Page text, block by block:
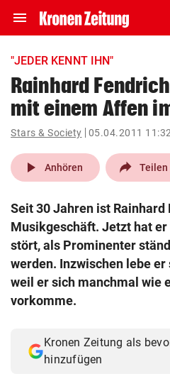
menu Navigation
ein-/ausklappen
account_circle Anmelden
pin_drop
Wien
search
Suchbegriff
eingeben
Muthgasse 2, 1190 Wien
"JEDER KENNT IHN"
Rainhard
mit einem Affen
Stars & Society 05.04.2011 11:32
play_arrow Anhören Teilen
Seit 30 Jahren ist Rainhard
Musikgeschäft. Jetzt hat
stört, als Prominenter
werden. Inzwischen lebe
weil er sich manchmal wie
vorkomme.
Kronen Zeitung als
hinzufügen